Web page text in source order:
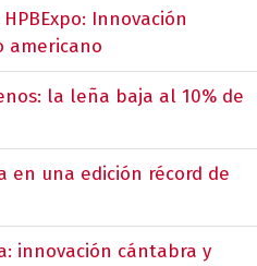
Innovación
americano
la leña baja al 10% de
en una edición récord de
innovación cántabra y